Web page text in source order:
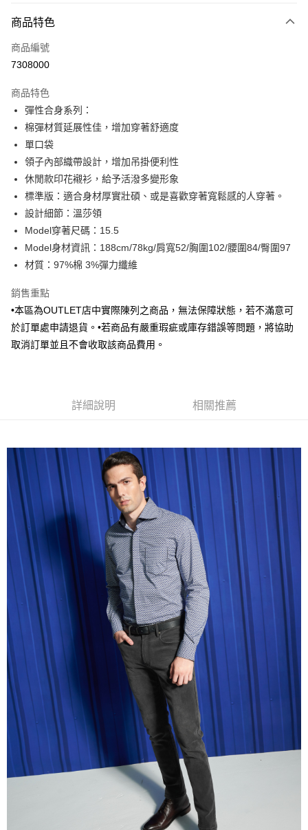
信用卡一次付款
信用卡分期付款
合作金庫商業銀行
華南商業銀行
上海商業儲蓄銀行
台北富邦商業銀行
國泰世華商業銀行
臺灣中小企業銀行
台中商業銀行
匯豐（台灣）商業銀行
華泰商業銀行
聯邦商業銀行
遠東國際商業銀行
元大商業銀行
永豐商業銀行
玉山商業銀行
台新國際商業銀行
台灣樂天信用卡公司
6 期 0 利率 每期
華南商業銀行
彰化商業銀行
上海商業儲蓄銀行
國泰世華商業銀行
兆豐國際商業銀行
臺灣中小企業銀行
台中商業銀行
匯豐（台灣）商業銀行
華泰商業銀行
聯邦商業銀行
元大商業銀行
玉山商業銀行
台新國際商業銀行
中國信託商業銀行
台灣樂天信用卡公司
LINE Pay
Apple Pay
街口支付
悠遊付
Google Pay
全盈+PAY
相關說明
【關於「AFTEE先享後付」】
AFTEE先享後付是「在收到商品之後才付款」的支付方式。 讓您購物簡單
便利好安心！
１．簡單：不需註冊會員、不需綁卡、不需儲值。
１．於結帳方式選擇「AFTEE先享後付」後，將跳轉至「AFTEE先享後付」
ATM／網路銀行／等多元方式進行付款，方視為交易完成。
※ 請注意：結帳手續完成當下不需立刻繳費，但若您需要取消訂單，請聯絡
購買商品的店家。未經商家同意取消之訂單仍視為有效，需透過AFTEE先享
後付繳納相關費用。
※ 交易是否成功請以「AFTEE先享後付 」之結帳頁面顯示為準，若有關於
是否繳費成功／繳費後需取消欲退款等相關疑問，請聯繫「AFTEE先享後付
客戶支援中心」
https://netprotections.freshdesk.com/support/home
【注意事項】
１．透過由恩沛科技股份有限公司提供之「AFTEE先享後付」服務完成之交
易，需依本服務之必要範圍內提供個人資料，並將交易相關給付款項請求債
權轉讓予恩沛科技股份有限公司。
２．關於個人資料處理事宜，請瀏覽以下網址：
https://aftee.tw/terms/#terms3
３．未成年的使用者請事先徵得法定代理人或監護人之同意方可使用
「AFTEE先享後付」，若未經同意申辦者引起之損失，本公司不負相關責
４．使用「AFTEE先享後付」時，將依據個別帳號之用戶狀況，依本公司即
時審查核予不同之上限額度；若仍有額度不足之情形，本公司將視審查結果
請求用戶進行身份認證。
５．嚴禁一人註冊多個帳號或使用他人資訊註冊。若發現惡意使用之情形，
恩沛科技股份有限公司將有權停止該用戶之使用額度並採取法律行動。
運送方式
LINEX 宇迅國際 查看運費
商品特色
商品編號
7308000
商品特色
彈性合身系列：
棉彈材質延展性佳，增加穿著舒適度
單口袋
領子內部織帶設計，增加吊掛便利性
休閒款印花襯衫，給予活潑多變形象
標準版：適合身材厚實壯碩、或是喜歡穿著寬鬆感的人穿著。
設計細節：溫莎領
Model穿著尺碼：15.5
Model身材資訊：188cm/78kg/肩寬52/胸圍102/腰圍84/臀圍97
材質：97%棉 3%彈力纖維
銷售重點
•本區為OUTLET店中實際陳列之商品，無法保障狀態，若不滿意可
於訂單處申請退貨。•若商品有嚴重瑕疵或庫存錯誤等問題，將協助
取消訂單並且不會收取該商品費用。
詳細說明 相關推薦